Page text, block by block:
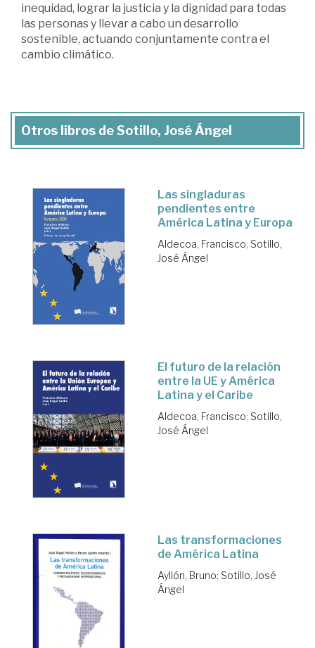
inequidad, lograr la justicia y la dignidad para todas
las personas y llevar a cabo un desarrollo
sostenible, actuando conjuntamente contra el
cambio climático.
Otros libros de Sotillo, José Ángel
Las singladuras
pendientes entre
América Latina y Europa
Aldecoa, Francisco; Sotillo,
José Ángel
El futuro de la relación
entre la UE y América
Latina y el Caribe
Aldecoa, Francisco; Sotillo,
José Ángel
Las transformaciones
de América Latina
Ayllón, Bruno; Sotillo, José
Ángel